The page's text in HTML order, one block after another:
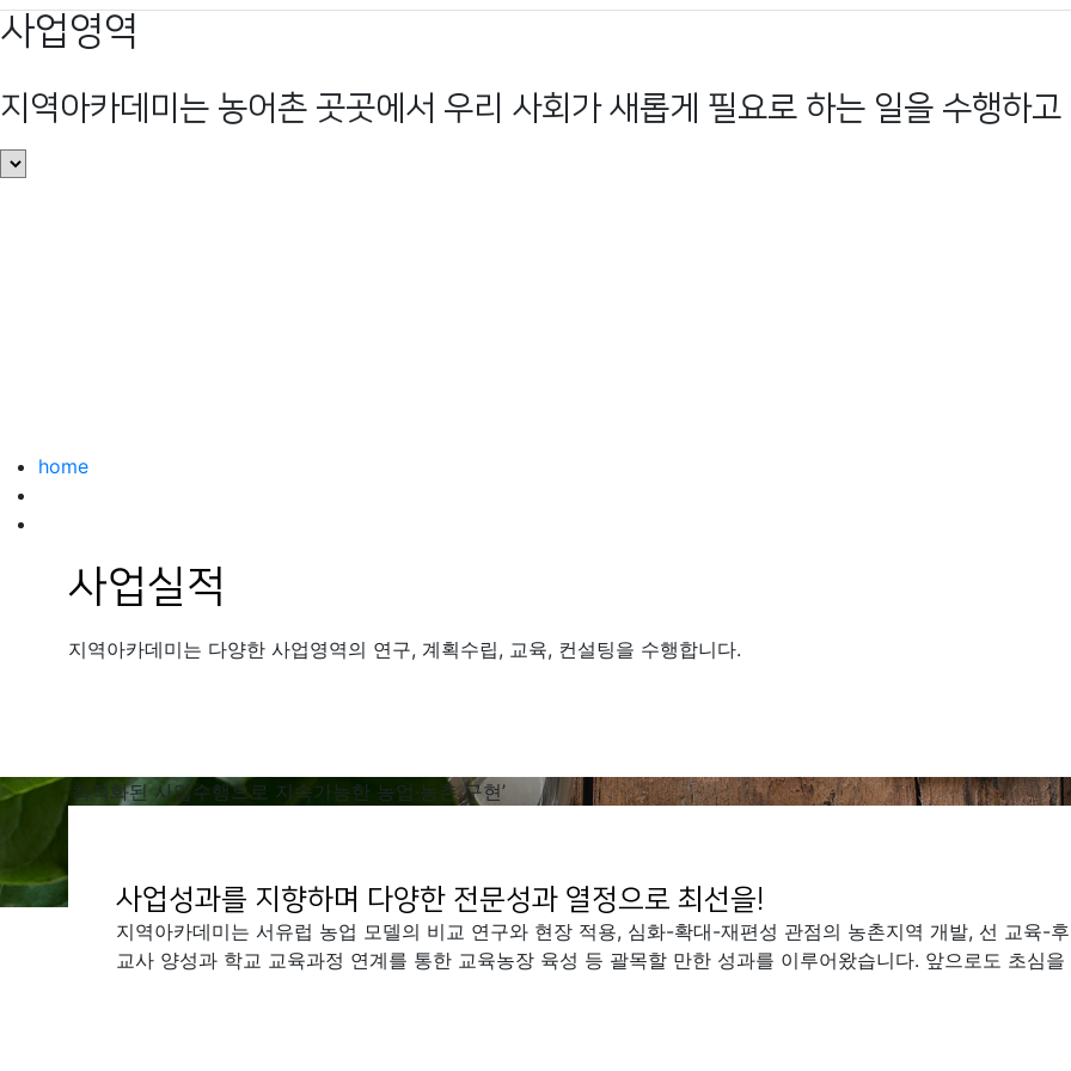
Skip
사업영역
지역아카데미는 농어촌 곳곳에서 우리 사회가 새롭게 필요로 하는 일을 수행하고
home
사업실적
지역아카데미는 다양한 사업영역의 연구, 계획수립, 교육, 컨설팅을 수행합니다.
‘최적화된 사업수행으로 지속가능한 농업·농촌 구현’
사업성과를 지향하며 다양한 전문성과 열정으로 최선을!
지역아카데미는 서유럽 농업 모델의 비교 연구와 현장 적용, 심화-확대-재편성 관점의 농촌지역 개발, 선 교육-
교사 양성과 학교 교육과정 연계를 통한 교육농장 육성 등 괄목할 만한 성과를 이루어왔습니다. 앞으로도 초심